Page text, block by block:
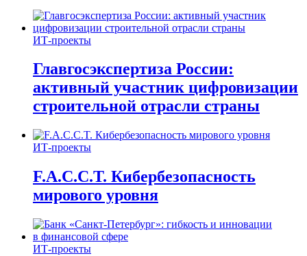
ИТ-проекты
Главгосэкспертиза России:
активный участник цифровизации
строительной отрасли страны
ИТ-проекты
F.A.C.C.T. Кибербезопасность
мирового уровня
ИТ-проекты